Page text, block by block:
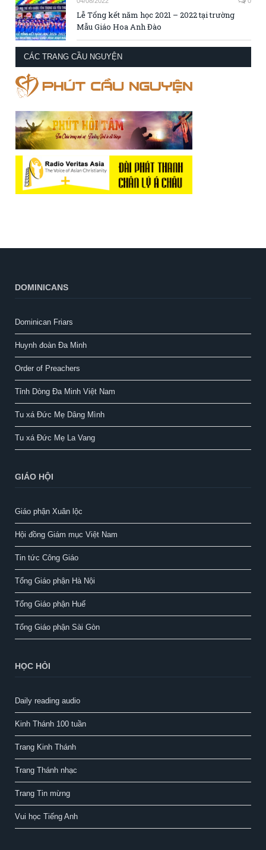
Lễ Tổng kết năm học 2021 – 2022 tại trường
Mẫu Giáo Hoa Anh Đào
CÁC TRANG CẦU NGUYỆN
DOMINICANS
Dominican Friars
Huynh đoàn Đa Minh
Order of Preachers
Tỉnh Dòng Đa Minh Việt Nam
Tu xá Đức Mẹ Dâng Mình
Tu xá Đức Mẹ La Vang
GIÁO HỘI
Giáo phận Xuân lộc
Hội đồng Giám mục Việt Nam
Tin tức Công Giáo
Tổng Giáo phận Hà Nội
Tổng Giáo phận Huế
Tổng Giáo phận Sài Gòn
HỌC HỎI
Daily reading audio
Kinh Thánh 100 tuần
Trang Kinh Thánh
Trang Thánh nhạc
Trang Tin mừng
Vui học Tiếng Anh